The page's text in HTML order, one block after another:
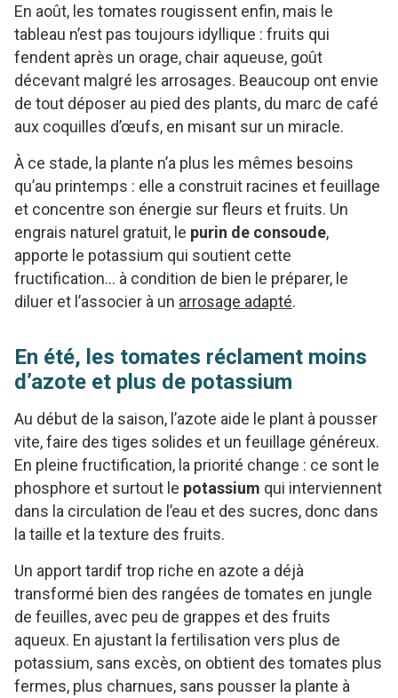
En août, les tomates rougissent enfin, mais le
tableau n’est pas toujours idyllique : fruits qui
fendent après un orage, chair aqueuse, goût
décevant malgré les arrosages. Beaucoup ont envie
de tout déposer au pied des plants, du marc de café
aux coquilles d’œufs, en misant sur un miracle.
À ce stade, la plante n’a plus les mêmes besoins
qu’au printemps : elle a construit racines et feuillage
et concentre son énergie sur fleurs et fruits. Un
engrais naturel gratuit, le purin de consoude,
apporte le potassium qui soutient cette
fructification… à condition de bien le préparer, le
diluer et l’associer à un arrosage adapté.
En été, les tomates réclament moins
d’azote et plus de potassium
Au début de la saison, l’azote aide le plant à pousser
vite, faire des tiges solides et un feuillage généreux.
En pleine fructification, la priorité change : ce sont le
phosphore et surtout le potassium qui interviennent
dans la circulation de l’eau et des sucres, donc dans
la taille et la texture des fruits.
Un apport tardif trop riche en azote a déjà
transformé bien des rangées de tomates en jungle
de feuilles, avec peu de grappes et des fruits
aqueux. En ajustant la fertilisation vers plus de
potassium, sans excès, on obtient des tomates plus
fermes, plus charnues, sans pousser la plante à